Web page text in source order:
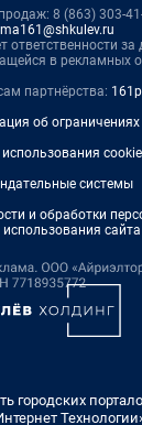
8 (863) 303-
ответственности за
в рекламных
партнёрства:
об ограничениях
системы
и обработки
сайта
городских